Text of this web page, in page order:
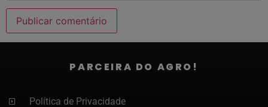
PARCEIRA DO AGRO!
Política de Privacidade